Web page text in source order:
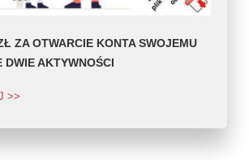
ZA OTWARCIE KONTA SWOJEMU
DWIE AKTYWNOŚCI
>>